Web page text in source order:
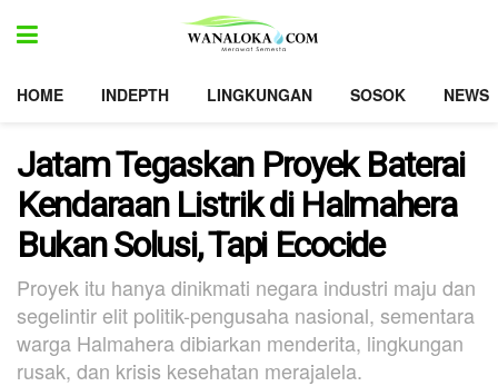
HOME INDEPTH LINGKUNGAN SOSOK NEWS
Jatam Tegaskan Proyek Baterai
Kendaraan Listrik di Halmahera
Bukan Solusi, Tapi Ecocide
Proyek itu hanya dinikmati negara industri maju dan
segelintir elit politik-pengusaha nasional, sementara
warga Halmahera dibiarkan menderita, lingkungan
rusak, dan krisis kesehatan merajalela.